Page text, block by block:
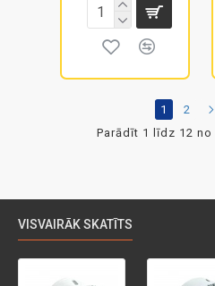
1
2
Parādīt 1 līdz 12
VISVAIRĀK SKATĪTS